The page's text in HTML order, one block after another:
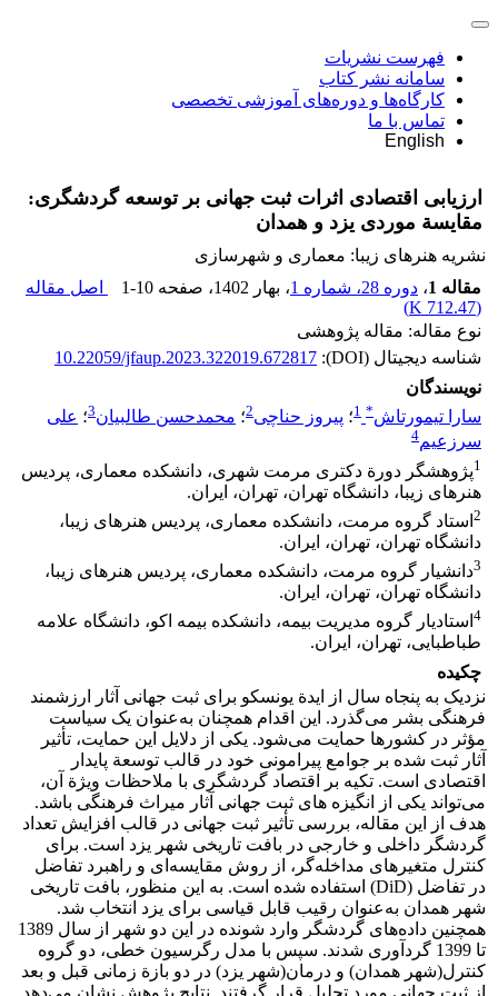
فهرست نشریات
سامانه نشر کتاب
کارگاه‌ها و دوره‌های آموزشی تخصصی
تماس با ما
English
ارزیابی اقتصادی اثرات ثبت جهانی بر توسعه گردشگری:
مقایسة موردی یزد و همدان
نشریه هنرهای زیبا: معماری و شهرسازی
مقاله 1
، دوره 28، شماره 1 ، بهار 1402 ، صفحه 1-10
اصل مقاله
(
712.47 K
)
نوع مقاله: مقاله پژوهشی
شناسه دیجیتال (DOI):
10.22059/jfaup.2023.322019.672817
نویسندگان
سارا تیمورتاش*
1؛ پیروز حناچی2؛ محمدحسن طالبیان3؛ علی
سرزعیم4
1پژوهشگر دورة دکتری مرمت شهری، دانشکده معماری، پردیس
هنرهای زیبا، دانشگاه تهران، تهران، ایران.
2 استاد گروه مرمت، دانشکده معماری، پردیس هنرهای زیبا،
دانشگاه تهران، تهران، ایران.
3دانشیار گروه مرمت، دانشکده معماری، پردیس هنرهای زیبا،
دانشگاه تهران، تهران، ایران.
4 استادیار گروه مدیریت بیمه، دانشکده بیمه اکو، دانشگاه علامه
طباطبایی، تهران، ایران.
چکیده
نزدیک به پنجاه سال از ایدة یونسکو برای ثبت جهانی آثار ارزشمند
فرهنگی بشر می‌گذرد. این اقدام همچنان به‌عنوان یک سیاست
مؤثر در کشورها حمایت می‌شود. یکی از دلایل این حمایت، تأثیر
آثار ثبت شده بر جوامع پیرامونی خود در قالب توسعة پایدار
اقتصادی است. تکیه بر اقتصاد گردشگری با ملاحظات ویژة آن،
می‌تواند یکی از انگیزه های ثبت جهانی آثار میراث فرهنگی باشد.
هدف از این مقاله، بررسی تأثیر ثبت جهانی در قالب افزایش تعداد
گردشگر داخلی و خارجی در بافت تاریخی شهر یزد است. برای
کنترل متغیرهای مداخله‌گر، از روش مقایسه‌ای و راهبرد تفاضل
در تفاضل (DiD) استفاده شده است. به این منظور، بافت تاریخی
شهر همدان به‌عنوان رقیب قابل قیاسی برای یزد انتخاب شد.
همچنین داده‌های گردشگر وارد شونده در این دو شهر از سال 1389
تا 1399 گردآوری شدند. سپس با مدل رگرسیون خطی، دو گروه
کنترل(شهر همدان) و درمان(شهر یزد) در دو بازة زمانی قبل و بعد
از ثبت جهانی مورد تحلیل قرار گرفتند. نتایج پژوهش نشان می‌دهد